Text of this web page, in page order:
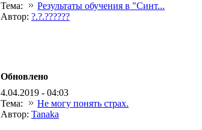
Тема:
Результаты обучения в "Синт...
Автор: ?.?.??????
Обновлено
4.04.2019 - 04:03
Тема:
Не могу понять страх.
Автор: Tanaka